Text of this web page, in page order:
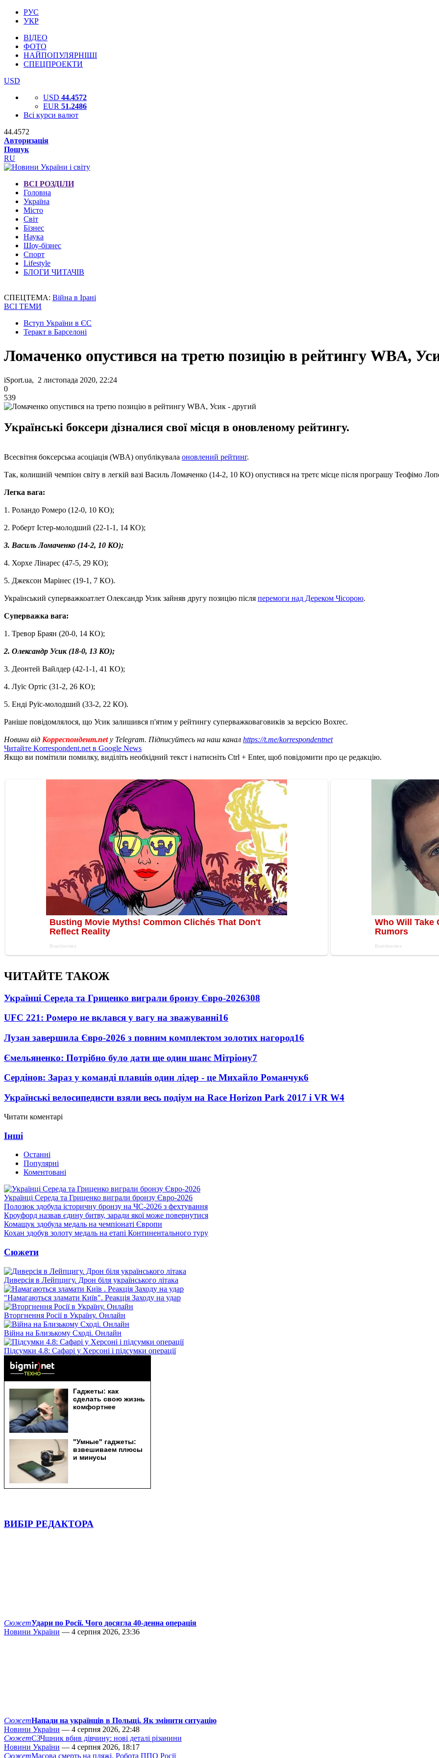
РУС
УКР
ВІДЕО
ФОТО
НАЙПОПУЛЯРНІШІ
СПЕЦПРОЕКТИ
USD
USD 44.4572
EUR 51.2486
Всі курси валют
44.4572
Авторизація
Пошук
RU
ВСІ РОЗДІЛИ
Головна
Україна
Місто
Світ
Бізнес
Наука
Шоу-бізнес
Спорт
Lifestyle
БЛОГИ ЧИТАЧІВ
СПЕЦТЕМА: Війна в Ірані
ВСІ ТЕМИ
Вступ України в ЄС
Теракт в Барселоні
Ломаченко опустився на третю позицію в рейтингу WBA,
iSport.ua, 2 листопада 2020, 22:24
0
539
Українські боксери дізналися свої місця в оновленому рейтингу.
Всесвітня боксерська асоціація (WBA) опублікувала оновлений рейтинг.
Так, колишній чемпіон світу в легкій вазі Василь Ломаченко (14-2, 10 КО) опустився на третє місце після програшу Теофімо
Легка вага:
1. Роландо Ромеро (12-0, 10 КО);
2. Роберт Істер-молодший (22-1-1, 14 КО);
3. Василь Ломаченко (14-2, 10 КО);
4. Хорхе Лінарес (47-5, 29 КО);
5. Джексон Марінес (19-1, 7 КО).
Український суперважкоатлет Олександр Усик зайняв другу позицію після перемоги над Дереком Чісорою.
Суперважка вага:
1. Тревор Браян (20-0, 14 КО);
2. Олександр Усик (18-0, 13 КО);
3. Деонтей Вайлдер (42-1-1, 41 КО);
4. Луїс Ортіс (31-2, 26 КО);
5. Енді Руїс-молодший (33-2, 22 КО).
Раніше повідомлялося, що Усик залишився п'ятим у рейтингу суперважковаговиків за версією Boxrec.
Новини від Корреспондент.netу Telegram. Підписуйтесь на наш канал https://t.me/korrespondentnet
Читайте Korrespondent.net в Google News
Якщо ви помітили помилку, виділіть необхідний текст і натисніть Ctrl + Enter, щоб повідомити про це редакцію.
ЧИТАЙТЕ ТАКОЖ
Українці Середа та Гриценко виграли бронзу Євро-2026308
UFC 221: Ромеро не вклався у вагу на зважуванні16
Лузан завершила Євро-2026 з повним комплектом золотих нагород16
Ємельяненко: Потрібно було дати ще один шанс Мітріону7
Сердінов: Зараз у команді плавців один лідер - це Михайло Романчук6
Українські велосипедисти взяли весь подіум на Race Horizon Park 2017 і VR W4
Читати коментарі
Інші
Останні
Популярні
Коментовані
Українці Середа та Гриценко виграли бронзу Євро-2026
Полозюк здобула історичну бронзу на ЧС-2026 з фехтування
Кроуфорд назвав єдину битву, заради якої може повернутися
Комащук здобула медаль на чемпіонаті Європи
Кохан здобув золоту медаль на етапі Континентального туру
Сюжети
Диверсія в Лейпцигу. Дрон біля українського літака
"Намагаються зламати Київ". Реакція Заходу на удар
Вторгнення Росії в Україну. Онлайн
Війна на Близькому Сході. Онлайн
Підсумки 4.8: Сафарі у Херсоні і підсумки операції
ВИБІР РЕДАКТОРА
СюжетУдари по Росії. Чого досягла 40-денна операція
Новини України — 4 серпня 2026, 23:36
СюжетНапади на українців в Польщі. Як змінити ситуацію
Новини України — 4 серпня 2026, 22:48
СюжетСЗЧшник вбив дівчину: нові деталі різанини
Новини України — 4 серпня 2026, 18:17
СюжетМасова смерть на пляжі. Робота ППО Росії